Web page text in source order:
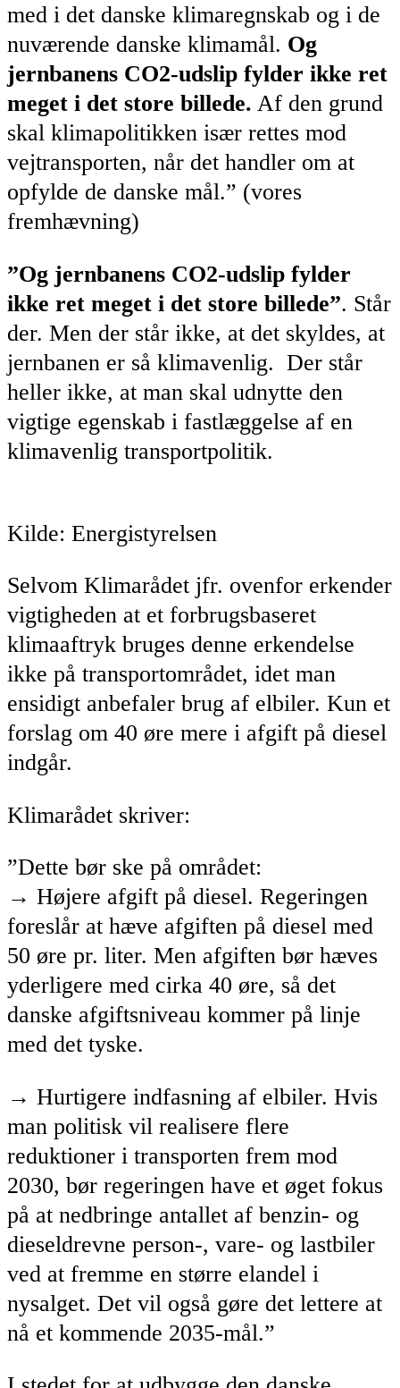
med i det danske klimaregnskab og i de
nuværende danske klimamål. Og
jernbanens CO2-udslip fylder ikke ret
meget i det store billede. Af den grund
skal klimapolitikken især rettes mod
vejtransporten, når det handler om at
opfylde de danske mål.” (vores
fremhævning)
”Og jernbanens CO2-udslip fylder
ikke ret meget i det store billede”. Står
der. Men der står ikke, at det skyldes, at
jernbanen er så klimavenlig. Der står
heller ikke, at man skal udnytte den
vigtige egenskab i fastlæggelse af en
klimavenlig transportpolitik.
Kilde: Energistyrelsen
Selvom Klimarådet jfr. ovenfor erkender
vigtigheden at et forbrugsbaseret
klimaaftryk bruges denne erkendelse
ikke på transportområdet, idet man
ensidigt anbefaler brug af elbiler. Kun et
forslag om 40 øre mere i afgift på diesel
indgår.
Klimarådet skriver:
”Dette bør ske på området:
→ Højere afgift på diesel. Regeringen
foreslår at hæve afgiften på diesel med
50 øre pr. liter. Men afgiften bør hæves
yderligere med cirka 40 øre, så det
danske afgiftsniveau kommer på linje
med det tyske.
→ Hurtigere indfasning af elbiler. Hvis
man politisk vil realisere flere
reduktioner i transporten frem mod
2030, bør regeringen have et øget fokus
på at nedbringe antallet af benzin- og
dieseldrevne person-, vare- og lastbiler
ved at fremme en større elandel i
nysalget. Det vil også gøre det lettere at
nå et kommende 2035-mål.”